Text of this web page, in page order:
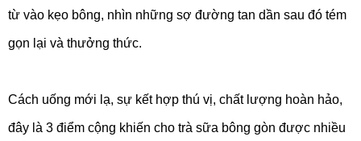
từ vào kẹo bông, nhìn những sợ đường tan dần sau đó tém
gọn lại và thưởng thức.
Cách uống mới lạ, sự kết hợp thú vị, chất lượng hoàn hảo,
đây là 3 điểm cộng khiến cho trà sữa bông gòn được nhiều